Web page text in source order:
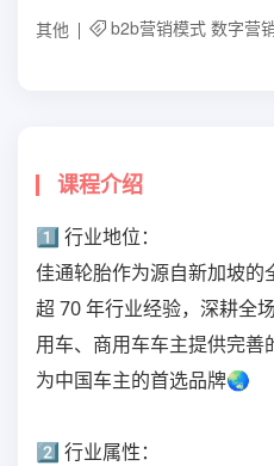
其他 b2b营销模式 数字营
课程介绍
1⃣ 行业地位：
佳通轮胎作为源自新加坡
超 70 年行业经验，深耕全
用车、商用车车主提供完
为中国车主的首选品牌🌏
2⃣ 行业属性：